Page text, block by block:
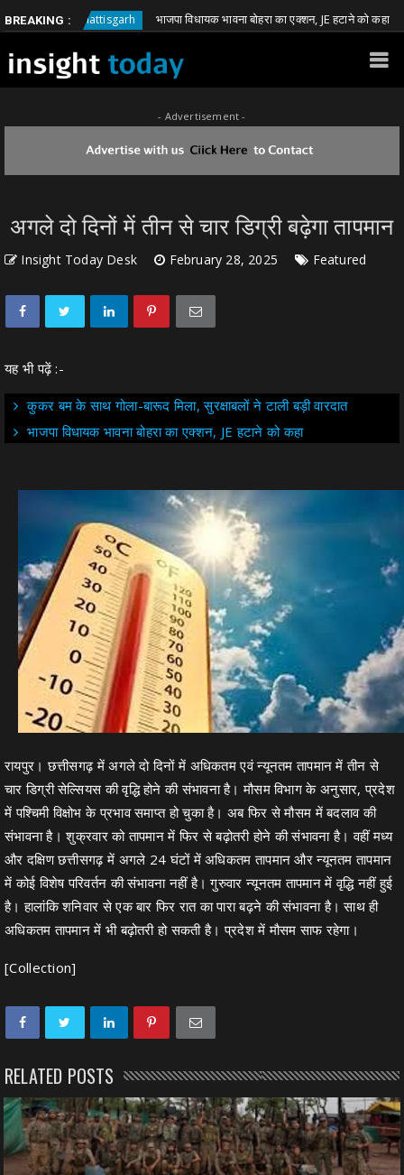
BREAKING :
Chhattisgarh भाजपा विधायक भावना बोहरा का एक्शन, JE हटाने को कहा
- Advertisement -
अगले दो दिनों में तीन से चार डिग्री बढ़ेगा तापमान
Insight Today Desk February 28, 2025 Featured
यह भी पढ़ें :-
कुकर बम के साथ गोला-बारूद मिला, सुरक्षाबलों ने टाली बड़ी वारदात
भाजपा विधायक भावना बोहरा का एक्शन, JE हटाने को कहा
रायपुर। छत्तीसगढ़ में अगले दो दिनों में अधिकतम एवं न्यूनतम तापमान में तीन से
चार डिग्री सेल्सियस की वृद्धि होने की संभावना है। मौसम विभाग के अनुसार, प्रदेश
में पश्चिमी विक्षोभ के प्रभाव समाप्त हो चुका है। अब फिर से मौसम में बदलाव की
संभावना है। शुक्रवार को तापमान में फिर से बढ़ोतरी होने की संभावना है। वहीं मध्य
और दक्षिण छत्तीसगढ़ में अगले 24 घंटों में अधिकतम तापमान और न्यूनतम तापमान
में कोई विशेष परिवर्तन की संभावना नहीं है। गुरुवार न्यूनतम तापमान में वृद्धि नहीं हुई
है। हालांकि शनिवार से एक बार फिर रात का पारा बढ़ने की संभावना है। साथ ही
अधिकतम तापमान में भी बढ़ोतरी हो सकती है। प्रदेश में मौसम साफ रहेगा।
[Collection]
RELATED POSTS